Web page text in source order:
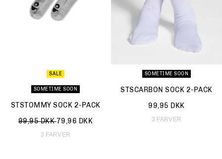
SALE
SOMETIME SOON
STSTOMMY SOCK 2-PACK
Nedsat fra
99,95 DKKtil
79,96 DKK
3 FARVER
SOMETIME SOON
STSCARBON SOCK 2-PACK
99,95 DKK
3 FARVER